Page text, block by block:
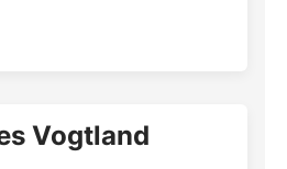
Vogtland